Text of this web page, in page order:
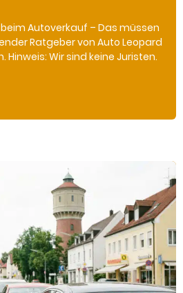
Autoverkauf – Das müssen
Ratgeber von Auto Leopard
Hinweis: Wir sind keine Juristen.